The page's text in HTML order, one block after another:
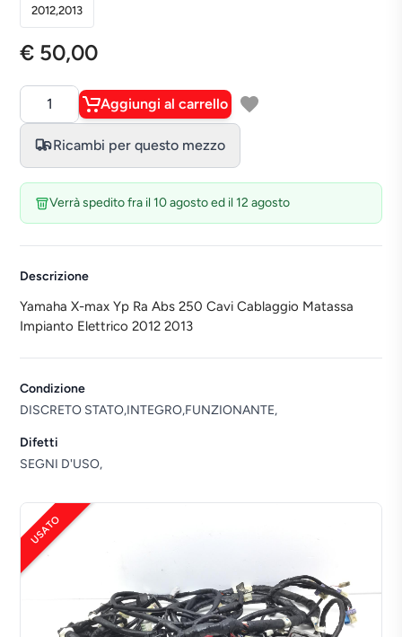
USATO
2012,2013
€ 50,00
Quantità
Aggiungi al carrello
Ricambi per questo mezzo
Verrà spedito fra il 10 agosto ed il 12 agosto
Descrizione
Yamaha X-max Yp Ra Abs 250 Cavi Cablaggio Matassa
Impianto Elettrico 2012 2013
Condizione
DISCRETO STATO,INTEGRO,FUNZIONANTE,
Difetti
SEGNI D'USO,